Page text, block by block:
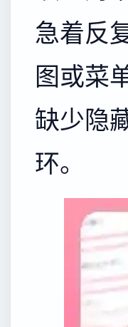
急着反
图或菜
缺少隐
环。